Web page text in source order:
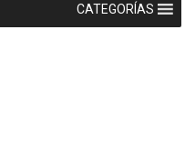
CATEGORÍAS